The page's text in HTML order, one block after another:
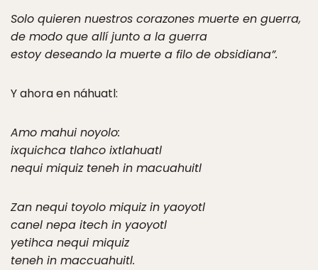
Solo quieren nuestros corazones muerte en guerra,
de modo que allí junto a la guerra
estoy deseando la muerte a filo de obsidiana”.
Y ahora en náhuatl:
Amo mahui noyolo:
ixquichca tlahco ixtlahuatl
nequi miquiz teneh in macuahuitl
Zan nequi toyolo miquiz in yaoyotl
canel nepa itech in yaoyotl
yetihca nequi miquiz
teneh in maccuahuitl.